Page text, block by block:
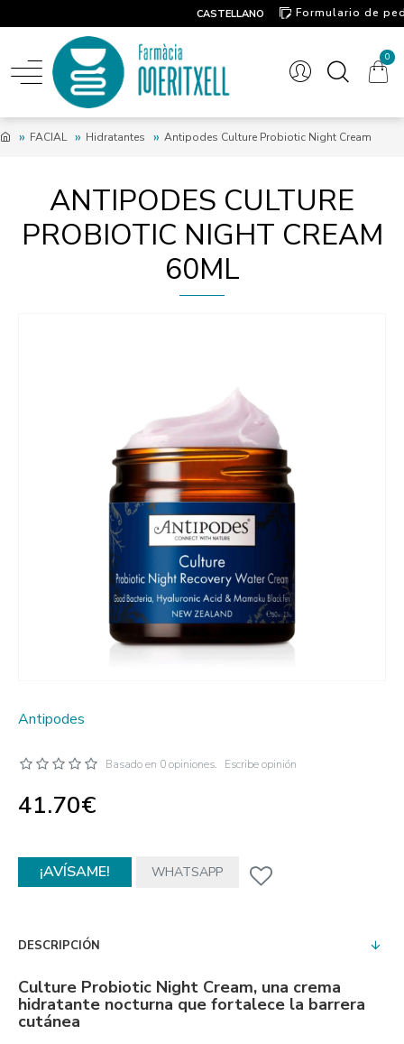
CASTELLANO
Formulario de
0
FACIAL Hidratantes Antipodes Culture Probiotic Night Cream
ANTIPODES CULTURE
PROBIOTIC NIGHT CREAM
60ML
Antipodes
Basado en 0 opiniones. Escribe opinión
41.70€
¡AVÍSAME! WHATSAPP
DESCRIPCIÓN
Culture Probiotic Night Cream, una crema
hidratante nocturna que fortalece la barrera
cutánea